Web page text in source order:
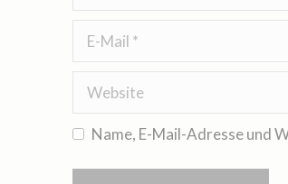
Name, E-Mail-Adresse und